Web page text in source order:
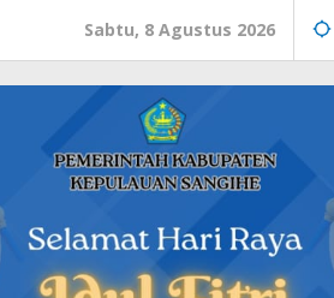
Sabtu, 8 Agustus 2026